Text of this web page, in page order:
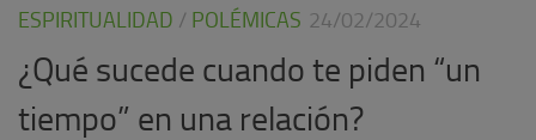
ESPIRITUALIDAD / POLÉMICAS 24/02/2024
¿Qué sucede cuando te piden “un
tiempo” en una relación?